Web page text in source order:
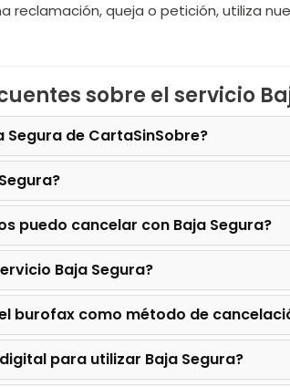
reclamación, queja o petición, utiliza
sobre el servicio
Segura de CartaSinSobre?
puedo cancelar con Baja Segura?
Baja Segura?
burofax como método de
para utilizar Baja Segura?